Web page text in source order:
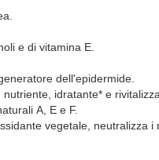
e di vitamina E.
dell'epidermide.
idratante* e
A, E e F.
vegetale, neutralizza i